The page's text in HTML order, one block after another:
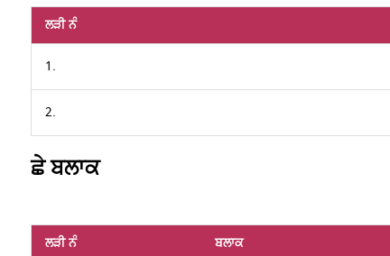
ਲੜੀ ਨੰ
1.
2.
ਛੇ ਬਲਾਕ
ਲੜੀ ਨੰ ਬਲਾਕ